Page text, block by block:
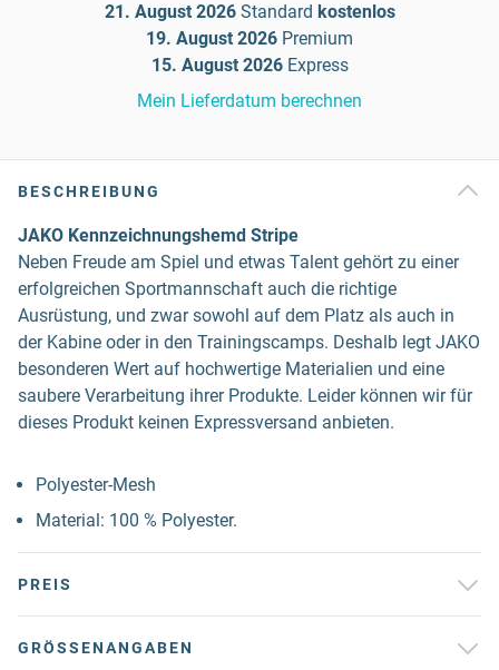
21. August 2026 Standard kostenlos
19. August 2026 Premium
15. August 2026 Express
Mein Lieferdatum berechnen
BESCHREIBUNG
JAKO Kennzeichnungshemd Stripe
Neben Freude am Spiel und etwas Talent gehört zu einer
erfolgreichen Sportmannschaft auch die richtige
Ausrüstung, und zwar sowohl auf dem Platz als auch in
der Kabine oder in den Trainingscamps. Deshalb legt JAKO
besonderen Wert auf hochwertige Materialien und eine
saubere Verarbeitung ihrer Produkte. Leider können wir für
dieses Produkt keinen Expressversand anbieten.
Polyester-Mesh
Material: 100 % Polyester.
PREIS
GRÖSSENANGABEN